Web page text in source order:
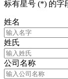
标有星号 (*) 的字
姓名
姓氏
公司名称